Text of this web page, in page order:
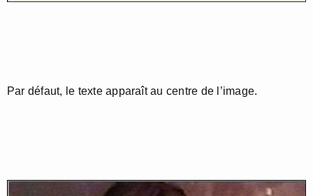
Par défaut, le texte apparaît au centre de l’image.